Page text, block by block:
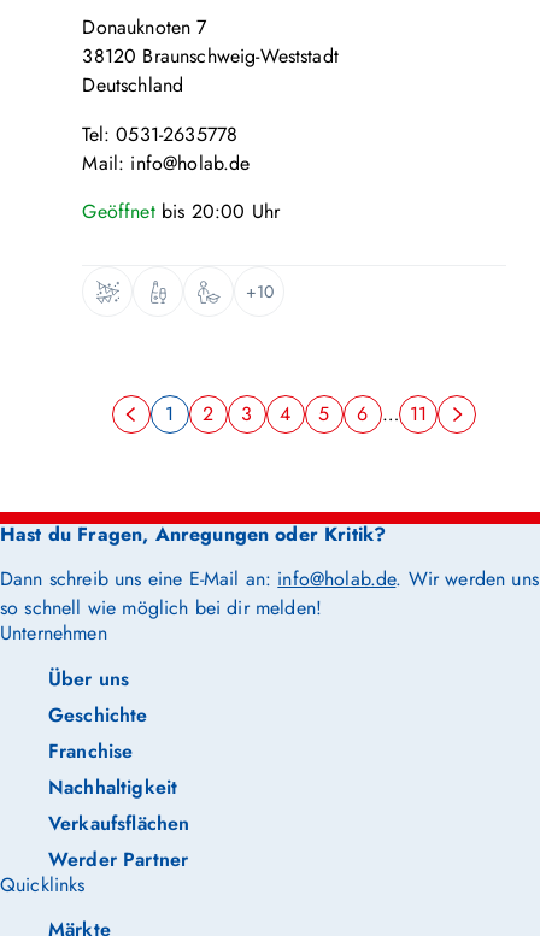
Donauknoten 7
38120 Braunschweig-Weststadt
Deutschland
Tel: 0531-2635778
Mail: info@holab.de
Geöffnet bis 20:00 Uhr
+10
1 2 3 4 5 6 … 11
Hast du Fragen, Anregungen oder Kritik?
Dann schreib uns eine E-Mail an: info@holab.de. Wir werden uns
so schnell wie möglich bei dir melden!
Unternehmen
Über uns
Geschichte
Franchise
Nachhaltigkeit
Verkaufsflächen
Werder Partner
Quicklinks
Märkte